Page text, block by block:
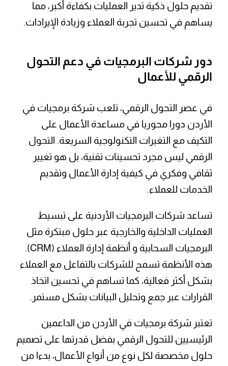
تقديم حلول ذكية تدير العمليات بكفاءة أكبر، مما
يساهم في تحسين تجربة العملاء وزيادة الإيرادات.
دور شركات البرمجيات في دعم التحول
الرقمي للأعمال
في عصر التحول الرقمي، تلعب شركة برمجيات في
الأردن دورا محوريا في مساعدة الأعمال على
التكيف مع التغيرات التكنولوجية السريعة. التحول
الرقمي ليس مجرد تحسينات تقنية، بل هو تغيير
ثقافي وفكري في كيفية إدارة الأعمال وتقديم
الخدمات للعملاء.
تساعد شركات البرمجيات الأردنية على تبسيط
العمليات الداخلية والخارجية عبر حلول مبتكرة مثل
البرمجيات السحابية و أنظمة إدارة العملاء (CRM).
هذه الأنظمة تسمح للشركات بالتفاعل مع العملاء
بشكل أكثر فعالية، كما تساهم في تحسين اتخاذ
القرارات عبر جمع وتحليل البيانات بشكل مستمر.
تعتبر شركة برمجيات في الأردن من الداعمين
الرئيسيين للتحول الرقمي بفضل قدرتها على تصميم
حلول مخصصة لكل نوع من أنواع الأعمال، بدءا من